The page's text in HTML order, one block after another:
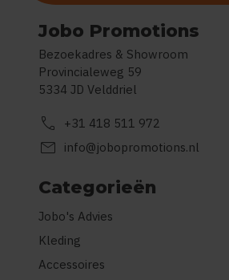
Jobo Promotions
Bezoekadres & Showroom
Provincialeweg 59
5334 JD Velddriel
call +31 418 511 972
mail info@jobopromotions.nl
Categorieën
Jobo's Advies
Kleding
Accessoires